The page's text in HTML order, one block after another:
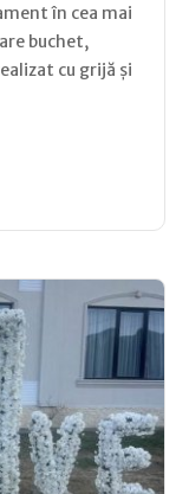
în cea mai
buchet,
cu grijă și